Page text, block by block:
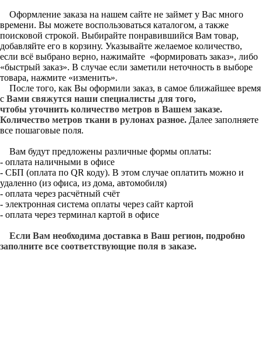
Оформление заказа на нашем сайте не займет у Вас много
времени. Вы можете воспользоваться каталогом, а также
поисковой строкой. Выбирайте понравившийся Вам товар,
добавляйте его в корзину. Указывайте желаемое количество,
если всё выбрано верно, нажимайте «формировать заказ», либо
«быстрый заказ». В случае если заметили неточность в выборе
товара, нажмите «изменить».
После того, как Вы оформили заказ, в самое ближайшее время
с Вами свяжутся наши специалисты для того,
чтобы уточнить количество метров в Вашем заказе.
Количество метров ткани в рулонах разное. Далее заполняете
все пошаговые поля.
Вам будут предложены различные формы оплаты:
- оплата наличными в офисе
- СБП (оплата по QR коду). В этом случае оплатить можно и
удаленно (из офиса, из дома, автомобиля)
- оплата через расчётный счёт
- электронная система оплаты через сайт картой
- оплата через терминал картой в офисе
Если Вам необходима доставка в Ваш регион, подробно
заполните все соответствующие поля в заказе.